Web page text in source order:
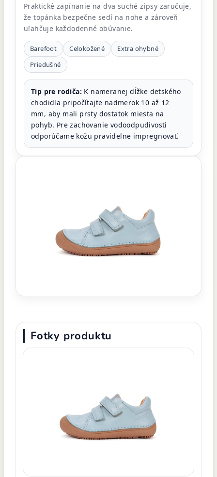
Praktické zapínanie na dva suché zipsy zaručuje,
že topánka bezpečne sedí na nohe a zároveň
uľahčuje každodenné obúvanie.
Barefoot Celokožené
Extra ohybné
Priedušné
Tip pre rodiča: K nameranej dĺžke detského
chodidla pripočítajte nadmerok 10 až 12
mm, aby mali prsty dostatok miesta na
pohyb. Pre zachovanie vodoodpudivosti
odporúčame kožu pravidelne impregnovať.
Fotky produktu